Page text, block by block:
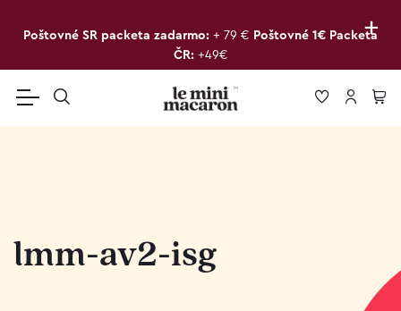
+
Poštovné SR packeta zadarmo: + 79 € Poštovné 1€ Packeta
ČR: +49€
lmm-av2-isg